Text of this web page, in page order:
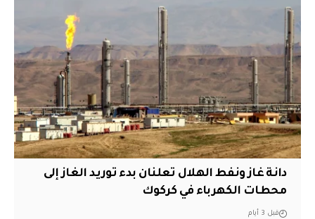
دانة غاز ونفط الهلال تعلنان بدء توريد الغاز إلى
محطات الكهرباء في كركوك
قبل 3 أيام